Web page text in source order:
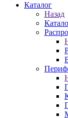
Каталог
Назад